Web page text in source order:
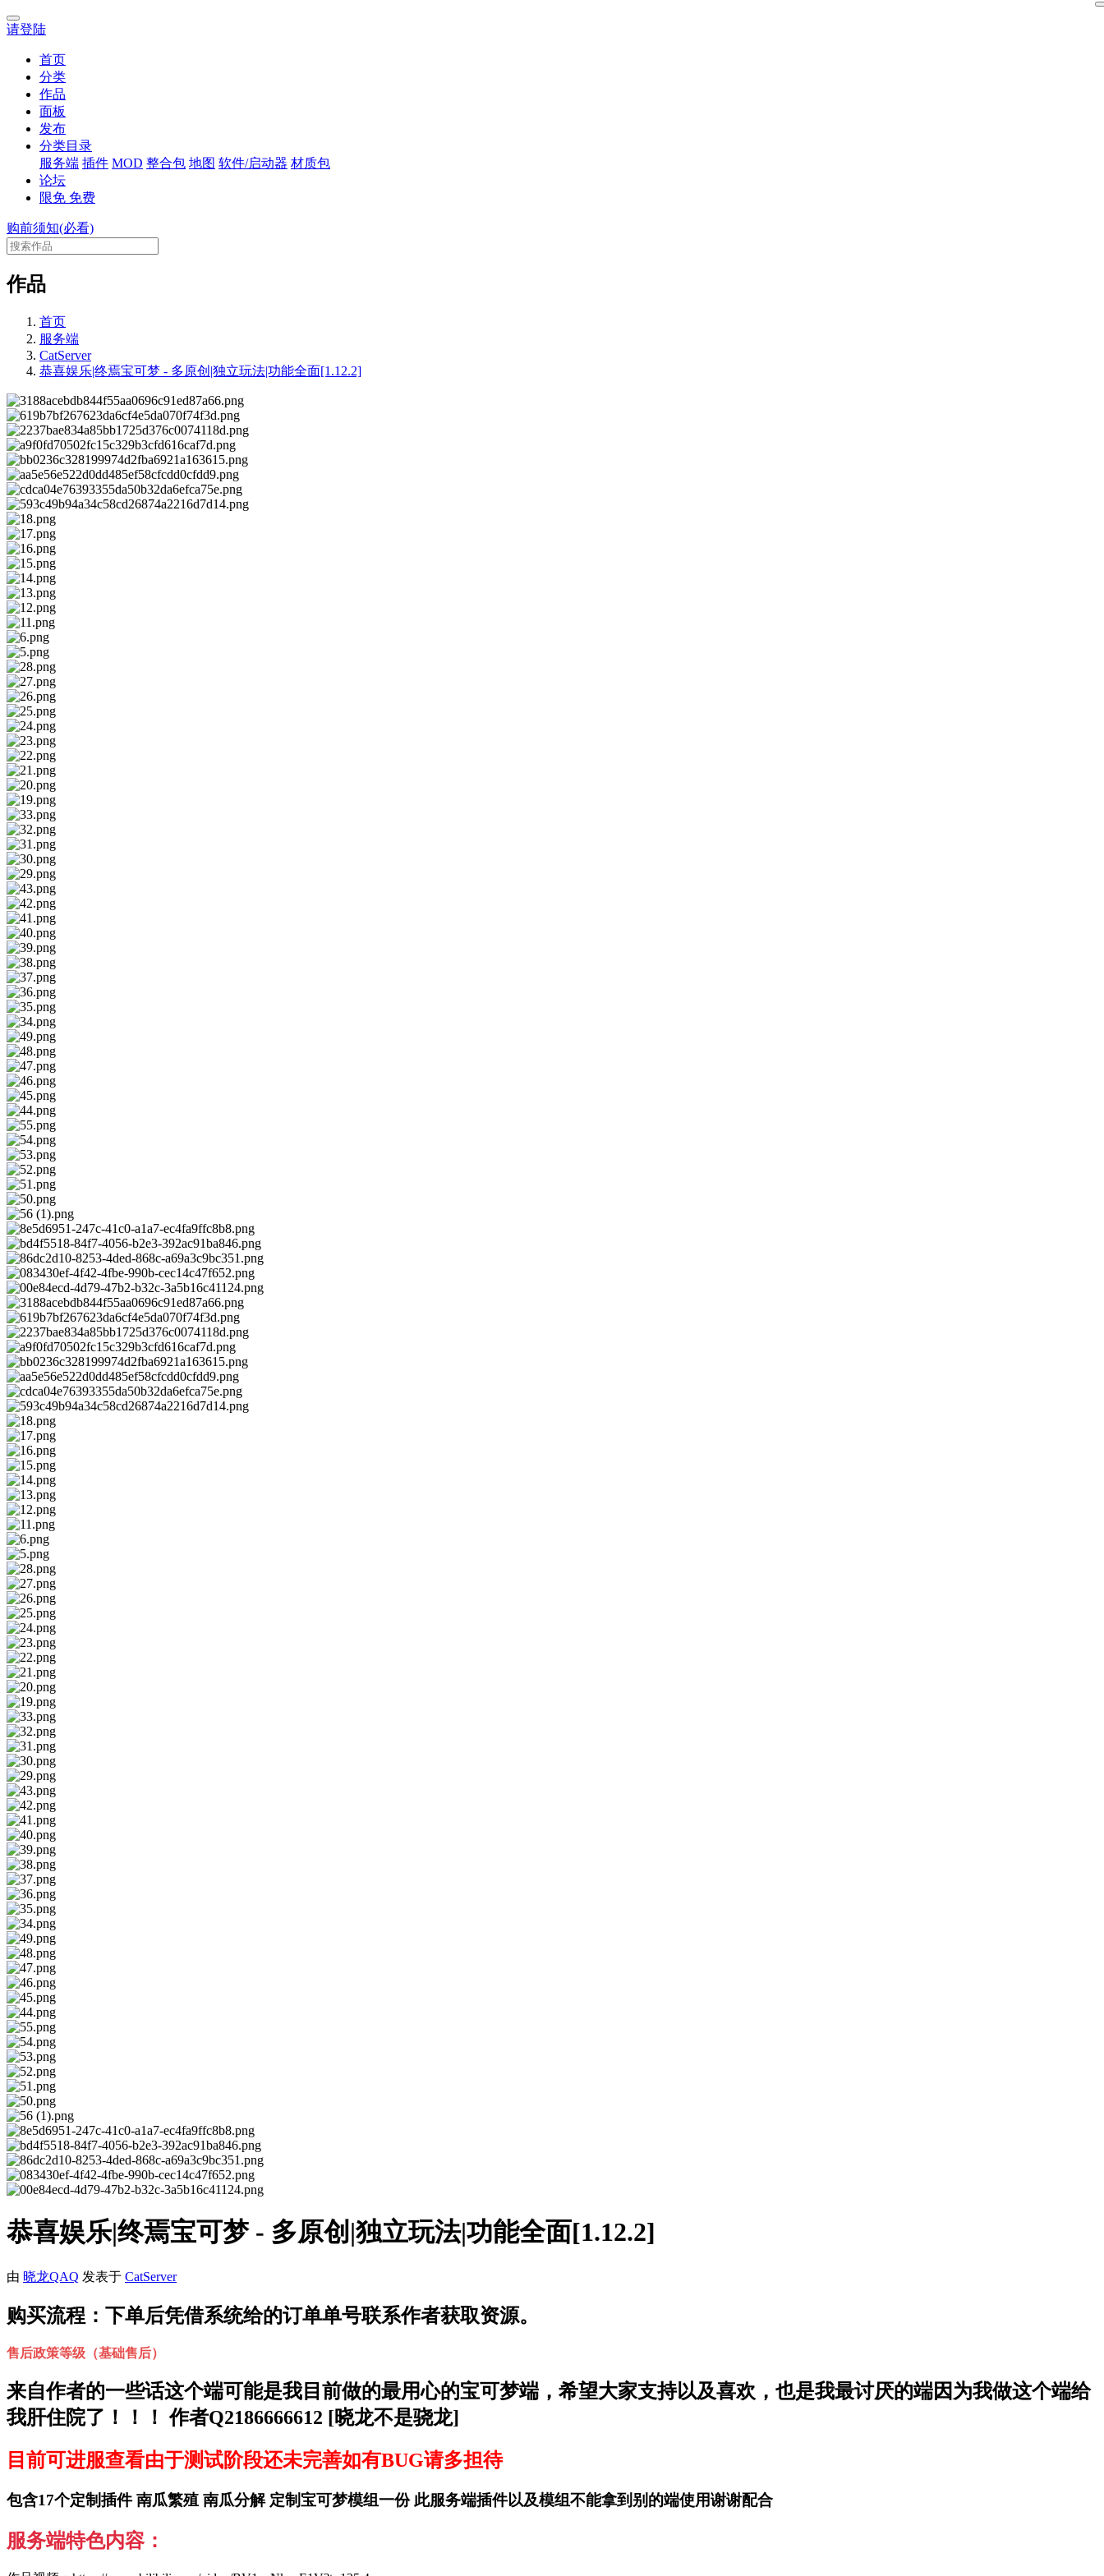
请登陆
首页
分类
作品
面板
发布
分类目录
服务端 插件 MOD 整合包 地图 软件/启动器 材质包
论坛
限免 免费
购前须知(必看)
作品
首页
服务端
CatServer
恭喜娱乐|终焉宝可梦 - 多原创|独立玩法|功能全面[1.12.2]
恭喜娱乐|终焉宝可梦 - 多原创|独立玩法|功能全面[1.12.2]
由 晓龙QAQ 发表于 CatServer
购买流程：下单后凭借系统给的订单单号联系作者获取资源。
售后政策等级（基础售后）
来自作者的一些话这个端可能是我目前做的最用心的宝可梦端，希望大家支持以及喜欢，也是我最讨厌的端因为我做这个端给
我肝住院了！！！ 作者Q2186666612 [晓龙不是骁龙]
目前可进服查看由于测试阶段还未完善如有BUG请多担待
包含17个定制插件 南瓜繁殖 南瓜分解 定制宝可梦模组一份 此服务端插件以及模组不能拿到别的端使用谢谢配合
服务端特色内容：